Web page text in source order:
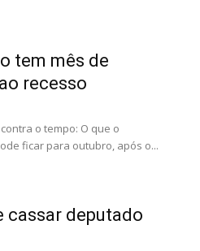
tem mês de
recesso
contra o tempo: O que o
ficar para outubro, após o...
cassar deputado